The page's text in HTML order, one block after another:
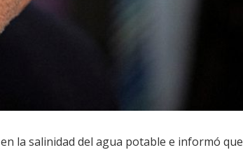
la salinidad del agua potable e informó que